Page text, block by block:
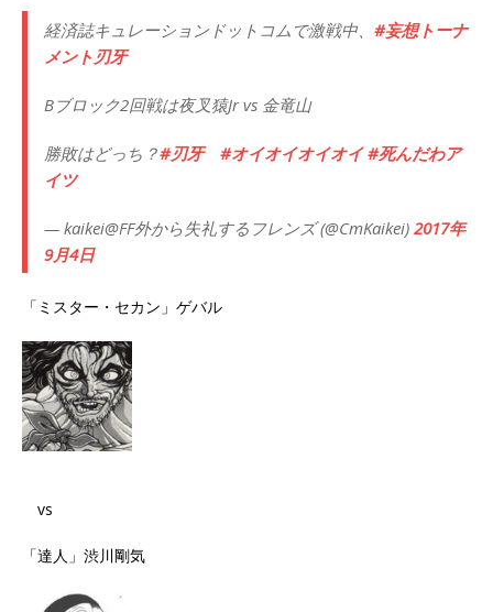
経済誌キュレーションドットコムで激戦中、 #妄想トーナ
メント刃牙
Bブロック2回戦は夜叉猿Jr vs 金竜山
勝敗はどっち？#刃牙 #オイオイオイオイ #死んだわア
イツ
— kaikei@FF外から失礼するフレンズ (@CmKaikei) 2017年
9月4日
「ミスター・セカン」ゲバル
vs
「達人」渋川剛気